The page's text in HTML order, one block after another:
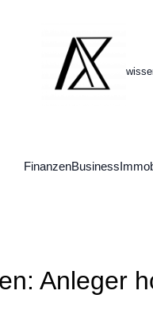
FinanzenBusiness
Anleger